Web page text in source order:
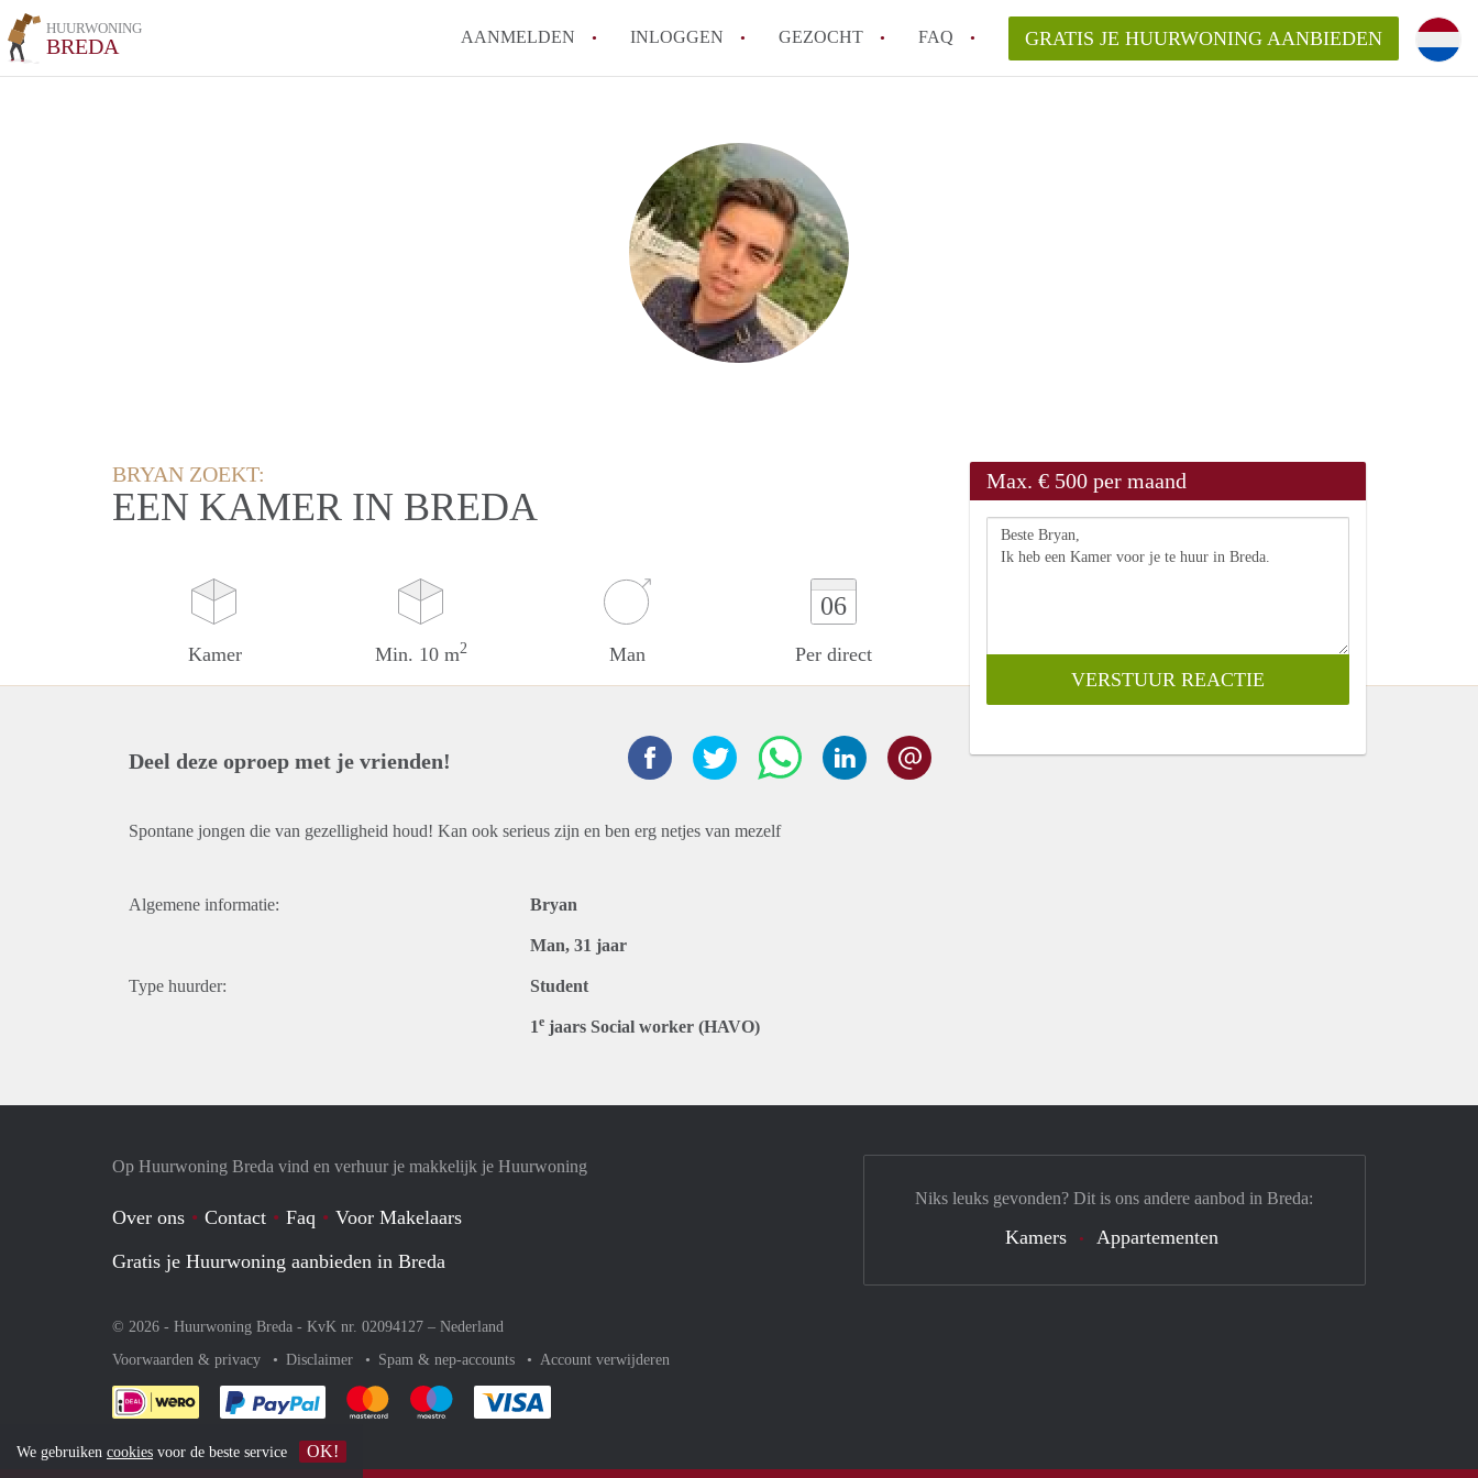
HUURWONING
BREDA AANMELDEN INLOGGEN GEZOCHT FAQ
How to translate HuurwoningBreda!
Wat is HuurwoningBreda?
Hoeveel kost het om te reageren op een Huurwoning in Breda?
Wat is de privacyverklaring van HuurwoningBreda?
Berekent HuurwoningBreda makelaarsvergoeding/bemiddelingsvergoeding?
Alle veelgestelde vragen
GRATIS JE HUURWONING AANBIEDEN
BRYAN ZOEKT:
EEN KAMER IN BREDA
Kamer Min. 10 m2 Man
06
Per direct
Max. € 500 per maand
Deel deze oproep met je vrienden!
Spontane jongen die van gezelligheid houd! Kan ook serieus zijn en ben erg netjes van mezelf
Algemene informatie: Bryan
Man, 31 jaar
Type huurder: Student
1e jaars Social worker (HAVO)
Op Huurwoning Breda vind en verhuur je makkelijk je Huurwoning
Over ons Contact Faq
Voor Makelaars
Gratis je Huurwoning aanbieden in Breda
© 2026 - Huurwoning Breda - KvK nr. 02094127 – Nederland
Voorwaarden & privacy
Disclaimer Spam & nep-accounts Account verwijderen
Je rekent gemakkelijk af met Paypal
Je rekent gemakkelijk af met Mastercard
Je rekent gemakkelijk af met Meastro
Niks leuks gevonden? Dit is ons andere aanbod in Breda:
Kamers Appartementen
We gebruiken cookies voor de beste service OK!